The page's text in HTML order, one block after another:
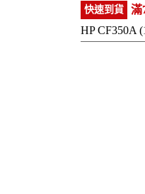
快速到貨
滿
HP CF350A